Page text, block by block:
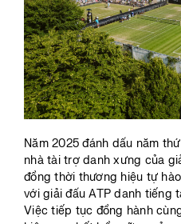
Năm 2025 đánh dấu năm
nhà tài trợ danh xưng của
đồng thời thương hiệu tự
với giải đấu ATP danh tiếng
Việc tiếp tục đồng hành